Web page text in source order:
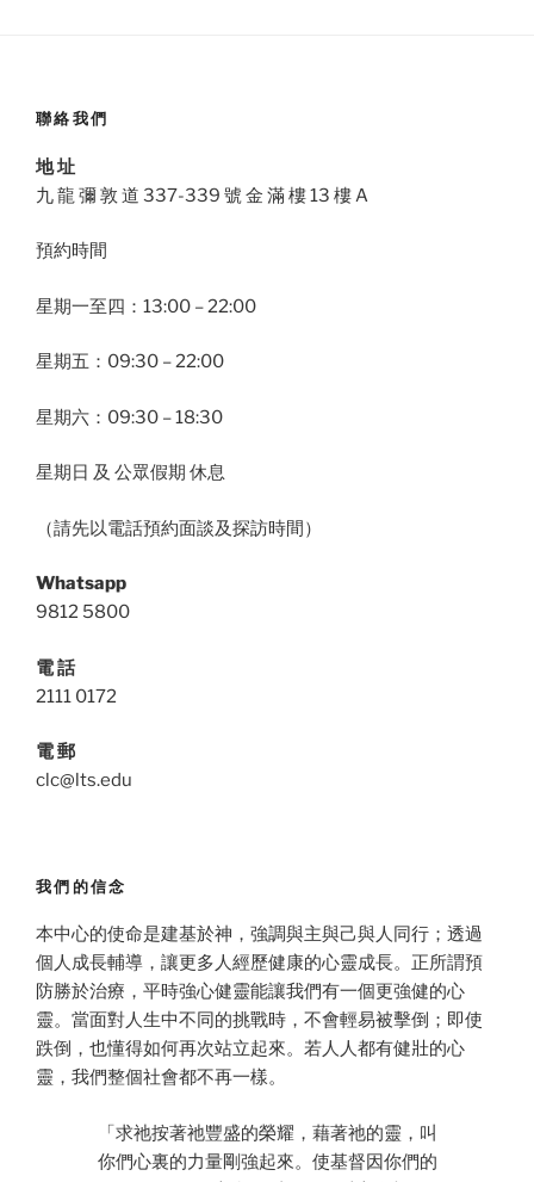
聯絡我們
地 址
九 龍 彌 敦 道 337-339 號 金 滿 樓 13 樓 A
預約時間
星期一至四：13:00 – 22:00
星期五：09:30 – 22:00
星期六：09:30 – 18:30
星期日 及 公眾假期 休息
（請先以電話預約面談及探訪時間）
Whatsapp
9812 5800
電 話
2111 0172
電 郵
clc@lts.edu
我們的信念
本中心的使命是建基於神，強調與主與己與人同行；透過
個人成長輔導，讓更多人經歷健康的心靈成長。正所謂預
防勝於治療，平時強心健靈能讓我們有一個更強健的心
靈。當面對人生中不同的挑戰時，不會輕易被擊倒；即使
跌倒，也懂得如何再次站立起來。若人人都有健壯的心
靈，我們整個社會都不再一樣。
「求祂按著祂豐盛的榮耀，藉著祂的靈，叫
你們心裏的力量剛強起來。使基督因你們的